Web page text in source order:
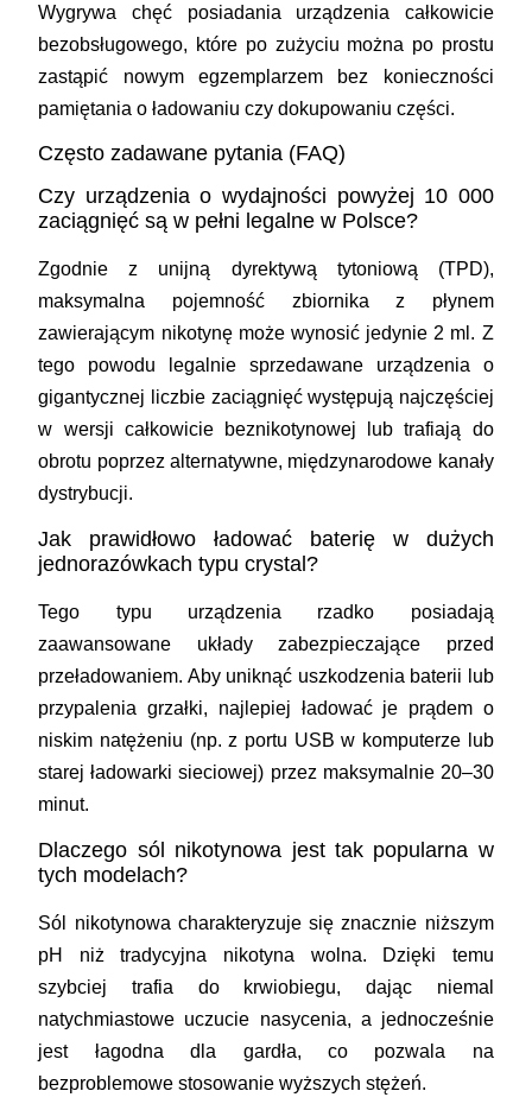
Wygrywa chęć posiadania urządzenia całkowicie
bezobsługowego, które po zużyciu można po prostu
zastąpić nowym egzemplarzem bez konieczności
pamiętania o ładowaniu czy dokupowaniu części.
Często zadawane pytania (FAQ)
Czy urządzenia o wydajności powyżej 10 000
zaciągnięć są w pełni legalne w Polsce?
Zgodnie z unijną dyrektywą tytoniową (TPD),
maksymalna pojemność zbiornika z płynem
zawierającym nikotynę może wynosić jedynie 2 ml. Z
tego powodu legalnie sprzedawane urządzenia o
gigantycznej liczbie zaciągnięć występują najczęściej
w wersji całkowicie beznikotynowej lub trafiają do
obrotu poprzez alternatywne, międzynarodowe kanały
dystrybucji.
Jak prawidłowo ładować baterię w dużych
jednorazówkach typu crystal?
Tego typu urządzenia rzadko posiadają
zaawansowane układy zabezpieczające przed
przeładowaniem. Aby uniknąć uszkodzenia baterii lub
przypalenia grzałki, najlepiej ładować je prądem o
niskim natężeniu (np. z portu USB w komputerze lub
starej ładowarki sieciowej) przez maksymalnie 20–30
minut.
Dlaczego sól nikotynowa jest tak popularna w
tych modelach?
Sól nikotynowa charakteryzuje się znacznie niższym
pH niż tradycyjna nikotyna wolna. Dzięki temu
szybciej trafia do krwiobiegu, dając niemal
natychmiastowe uczucie nasycenia, a jednocześnie
jest łagodna dla gardła, co pozwala na
bezproblemowe stosowanie wyższych stężeń.